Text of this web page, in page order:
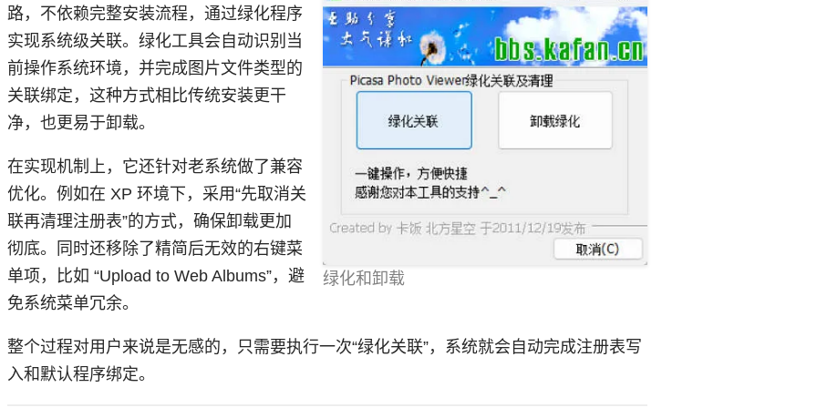
绿化和卸载
路，不依赖完整安装流程，通过绿化程序
实现系统级关联。绿化工具会自动识别当
前操作系统环境，并完成图片文件类型的
关联绑定，这种方式相比传统安装更干
净，也更易于卸载。
在实现机制上，它还针对老系统做了兼容
优化。例如在 XP 环境下，采用“先取消关
联再清理注册表”的方式，确保卸载更加
彻底。同时还移除了精简后无效的右键菜
单项，比如 “Upload to Web Albums”，避
免系统菜单冗余。
整个过程对用户来说是无感的，只需要执行一次“绿化关联”，系统就会自动完成注册表写
入和默认程序绑定。